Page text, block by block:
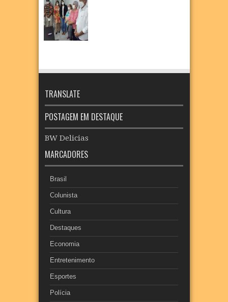
TRANSLATE
POSTAGEM EM DESTAQUE
BW Delicias
MARCADORES
Brasil
Colunista
Cultura
Destaques
Economia
Entretenimento
Esportes
Polícia